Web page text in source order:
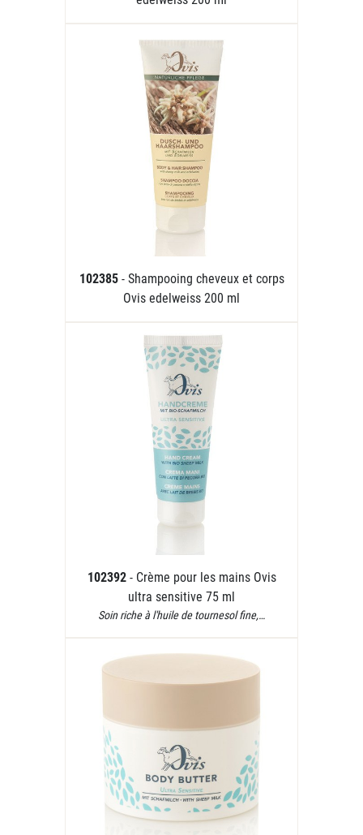
102385 - Shampooing cheveux et corps
Ovis edelweiss 200 ml
102392 - Crème pour les mains Ovis
ultra sensitive 75 ml
Soin riche à l'huile de tournesol fine,…